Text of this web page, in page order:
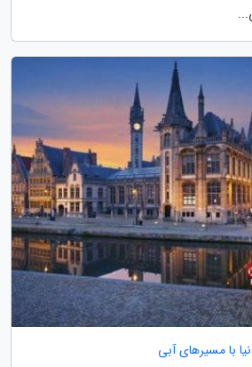
با مسیرهای آبی